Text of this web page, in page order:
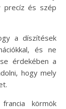
precíz és szép
a díszítések
és ne
érdekében a
hogy mely
körmök